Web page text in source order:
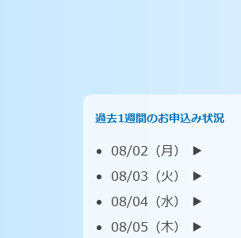
過去1週間のお申込み状況
08/02（月） ▶︎
08/03（火） ▶︎
08/04（水） ▶︎
08/05（木） ▶︎